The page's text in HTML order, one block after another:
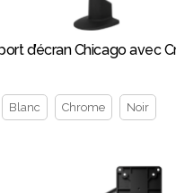
d’écran Chicago avec
Blanc Chrome Noir